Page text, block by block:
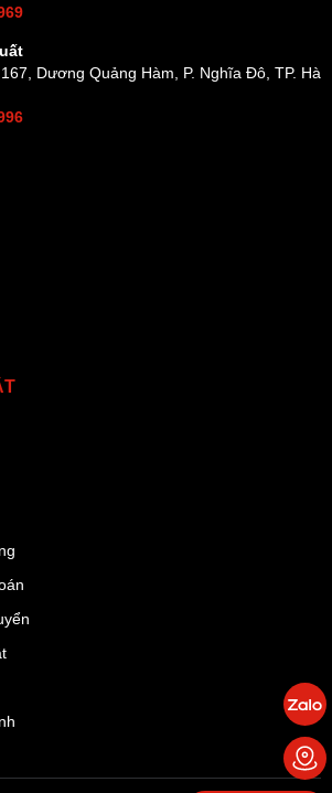
Dương Quảng Hàm, P. Nghĩa Đô, TP. Hà